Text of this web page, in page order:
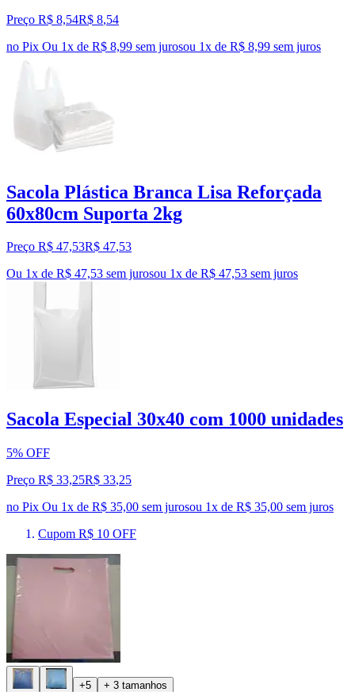
Preço R$ 8,54R$ 8,54
no Pix Ou 1x de R$ 8,99 sem jurosou 1x de R$ 8,99 sem juros
Sacola Plástica Branca Lisa Reforçada
60x80cm Suporta 2kg
Preço R$ 47,53R$ 47,53
Ou 1x de R$ 47,53 sem jurosou 1x de R$ 47,53 sem juros
Sacola Especial 30x40 com 1000 unidades
5% OFF
Preço R$ 33,25R$ 33,25
no Pix Ou 1x de R$ 35,00 sem jurosou 1x de R$ 35,00 sem juros
Cupom R$ 10 OFF
+5 + 3 tamanhos